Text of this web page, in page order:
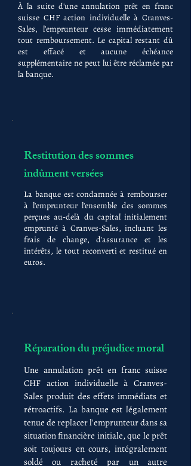
À la suite d'une annulation prêt en franc
suisse CHF action individuelle à Cranves-
Sales, l'emprunteur cesse immédiatement
tout remboursement. Le capital restant dû
est effacé et aucune échéance
supplémentaire ne peut lui être réclamée par
la banque.
Restitution des sommes
indûment versées
La banque est condamnée à rembourser
à l'emprunteur l'ensemble des sommes
perçues au-delà du capital initialement
emprunté à Cranves-Sales, incluant les
frais de change, d'assurance et les
intérêts, le tout reconverti et restitué en
euros.
Réparation du préjudice moral
Une annulation prêt en franc suisse
CHF action individuelle à Cranves-
Sales produit des effets immédiats et
rétroactifs. La banque est légalement
tenue de replacer l'emprunteur dans sa
situation financière initiale, que le prêt
soit toujours en cours, intégralement
soldé ou racheté par un autre